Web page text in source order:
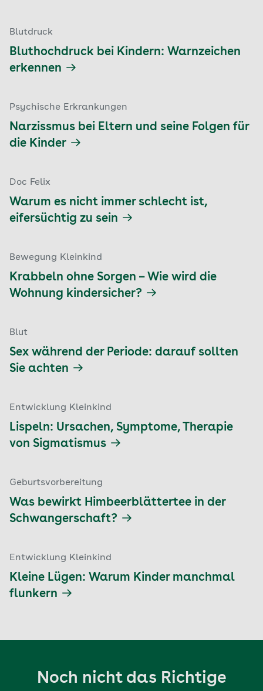
Blutdruck
Bluthochdruck bei Kindern: Warnzeichen
erkennen
Psychische Erkrankungen
Narzissmus bei Eltern und seine Folgen für
die Kinder
Doc Felix
Warum es nicht immer schlecht ist,
eifersüchtig zu sein
Bewegung Kleinkind
Krabbeln ohne Sorgen – Wie wird die
Wohnung kindersicher?
Blut
Sex während der Periode: darauf sollten
Sie achten
Entwicklung Kleinkind
Lispeln: Ursachen, Symptome, Therapie
von Sigmatismus
Geburtsvorbereitung
Was bewirkt Himbeerblättertee in der
Schwangerschaft?
Entwicklung Kleinkind
Kleine Lügen: Warum Kinder manchmal
flunkern
Noch nicht das Richtige